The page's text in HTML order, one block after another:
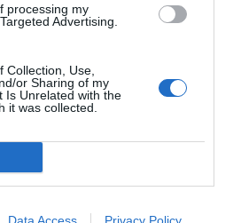
processing my
Advertising.
Collection, Use,
or Sharing of my
Is Unrelated with the
it was collected.
Data Access Privacy Policy
Opinión